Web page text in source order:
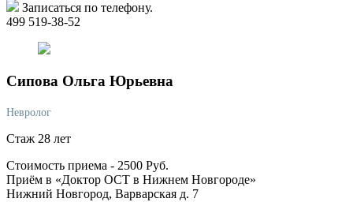
Записаться по телефону.
499 519-38-52
Сипова Ольга Юрьевна
Невролог
Стаж 28 лет
Стоимость приема - 2500 Руб.
Приём в «Доктор ОСТ в Нижнем Новгороде»
Нижний Новгород, Варварская д. 7